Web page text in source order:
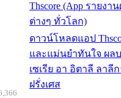
Thscore (App รายง
ต่างๆ ทั่วโลก)
ดาวน์โหลดแอป
และแม่นยำทันใจ ผล
เซเรีย อา อิตาลี ลาลี
ฝรั่งเศส